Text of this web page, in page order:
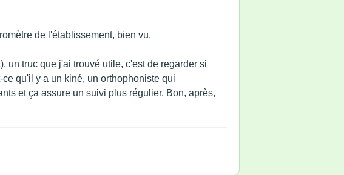
de l'établissement, bien vu.
un truc que j'ai trouvé utile, c'est de regarder si
qu'il y a un kiné, un orthophoniste qui
et ça assure un suivi plus régulier. Bon, après,